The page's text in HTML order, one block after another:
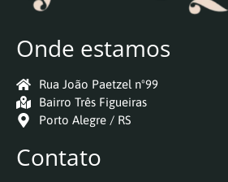
Onde estamos
Rua João Paetzel nº99
Bairro Três Figueiras
Porto Alegre / RS
Contato